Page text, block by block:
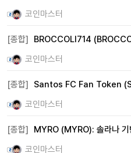
코인마스터
[종합]
BROCCOLI714
코인마스터
[종합]
Santos FC Fan Token
코인마스터
[종합]
MYRO (MYRO): 솔라나
코인마스터